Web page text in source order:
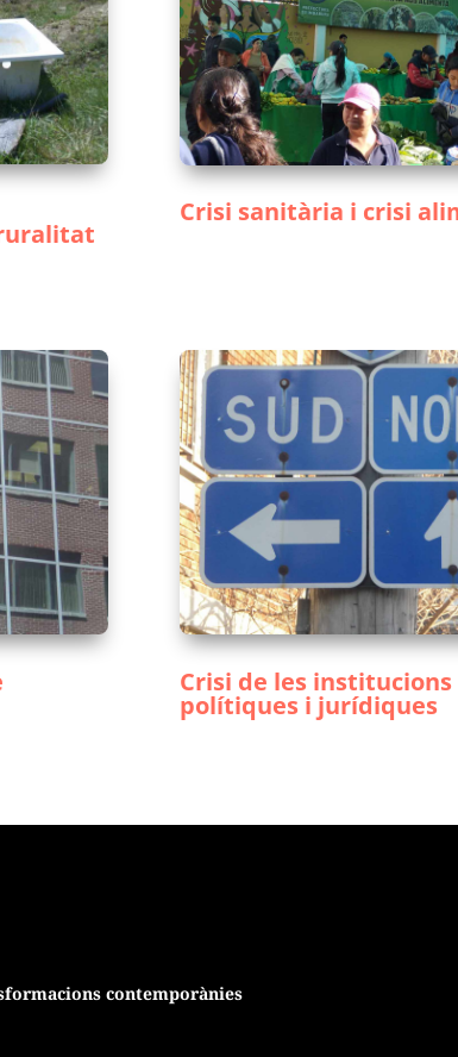
Crisi sanitària i crisi
Crisi de les institucions
polítiques i jurídiques
contemporànies